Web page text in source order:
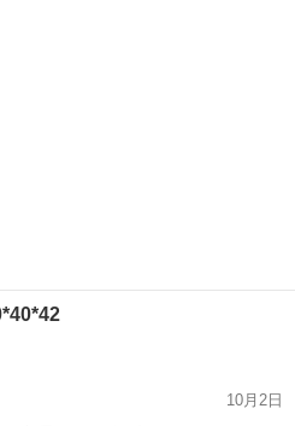
10月2日